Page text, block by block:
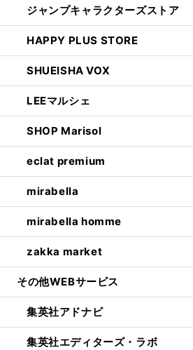
ジャンプキャラクターズストア
HAPPY PLUS STORE
SHUEISHA VOX
LEEマルシェ
SHOP Marisol
eclat premium
mirabella
mirabella homme
zakka market
その他WEBサービス
集英社アドナビ
集英社エディターズ・ラボ